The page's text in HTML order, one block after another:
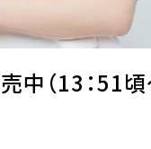
中（13：51頃